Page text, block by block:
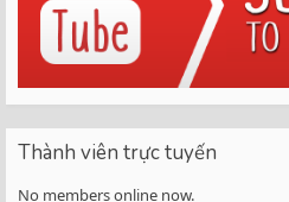
Thành viên trực tuyến
No members online now.